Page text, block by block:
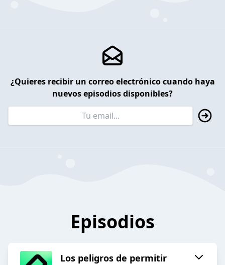
¿Quieres recibir un correo electrónico cuando haya
nuevos episodios disponibles?
Episodios
Los peligros de permitir